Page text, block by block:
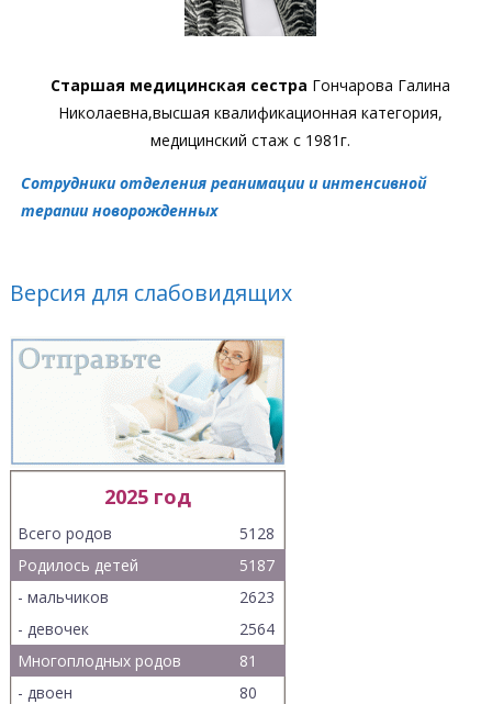
Старшая медицинская сестра Гончарова Галина
Николаевна,высшая квалификационная категория,
медицинский стаж с 1981г.
Сотрудники отделения реанимации и интенсивной
терапии новорожденных
Версия для слабовидящих
2025 год
Всего родов
5128
Родилось детей
5187
- мальчиков
2623
- девочек
2564
Многоплодных родов
81
- двоен
80